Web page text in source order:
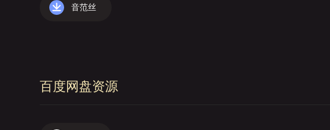
音范丝
百度网盘资源